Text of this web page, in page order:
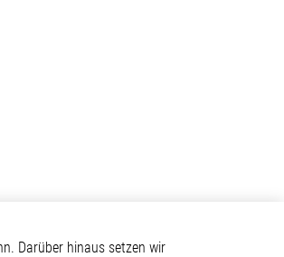
Darüber hinaus setzen wir